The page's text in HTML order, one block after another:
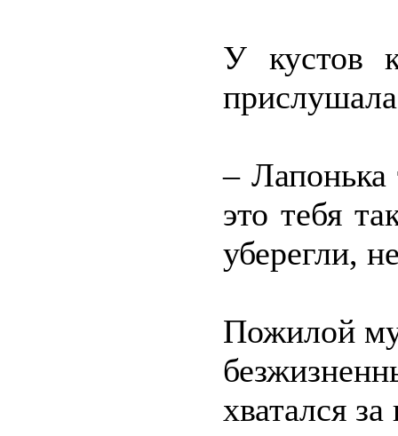
У кустов
–
это тебя
уберегли,
Пожилой
хватался за